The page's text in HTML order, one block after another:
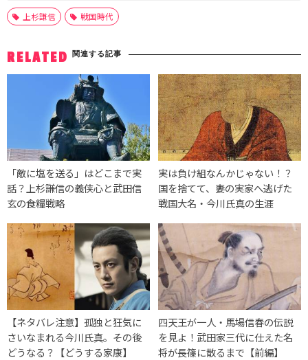
上杉謙信 戦国時代
RELATED 関連する記事
「敵に塩を送る」はどこまで実
話？上杉謙信の義侠心と武田信
玄の食糧戦略
実は負け組なんかじゃない！？
国を捨てて、妻の実家へ逃げた
戦国大名・今川氏真の生涯
【ネタバレ注意】孤独と狂気に
さいなまれる今川氏真。その後
どうなる？【どうする家康】
四天王が一人・馬場信春の伝説
を見よ！武田家三代に仕えた名
将が長篠に散るまで【前編】